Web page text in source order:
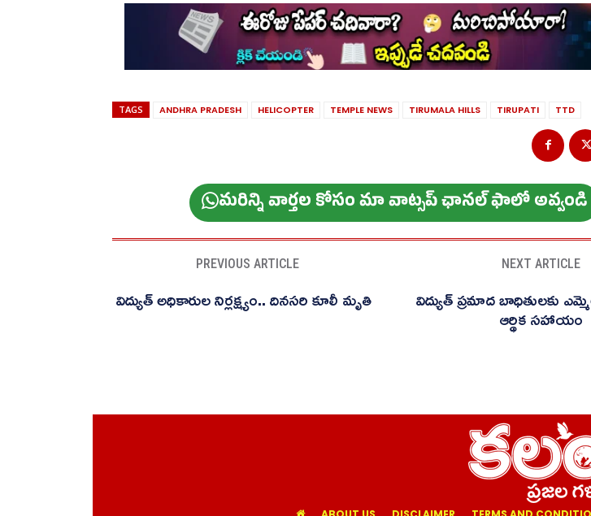
TAGS ANDHRA PRADESH HELICOPTER TEMPLE NEWS TIRUMALA HILLS TIRUPATI TTD
మ‌రిన్ని వార్త‌ల కోసం మా వాట్స‌ప్ ఛాన‌ల్ ఫాలో అవ్వండి
PREVIOUS ARTICLE
విద్యుత్ అధికారుల నిర్లక్ష్యం.. దినసరి కూలీ మృతి
NEXT ARTICLE
విద్యుత్ ప్రమాద బాధితులకు
ఆర్థిక సహాయం